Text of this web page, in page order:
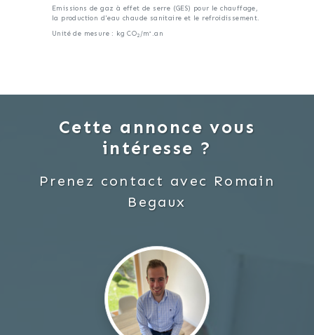
Emissions de gaz à effet de serre (GES) pour le chauffage,
la production d'eau chaude sanitaire et le refroidissement.
Unité de mesure : kg CO2 /m².an
Cette annonce vous
intéresse ?
Prenez contact avec Romain
Begaux